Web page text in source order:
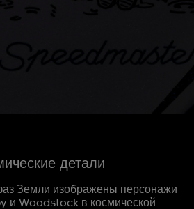
детали
Земли изображены персонажи
и Woodstock в космической